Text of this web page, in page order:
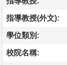
指導教授(外文):
學位類別:
校院名稱: